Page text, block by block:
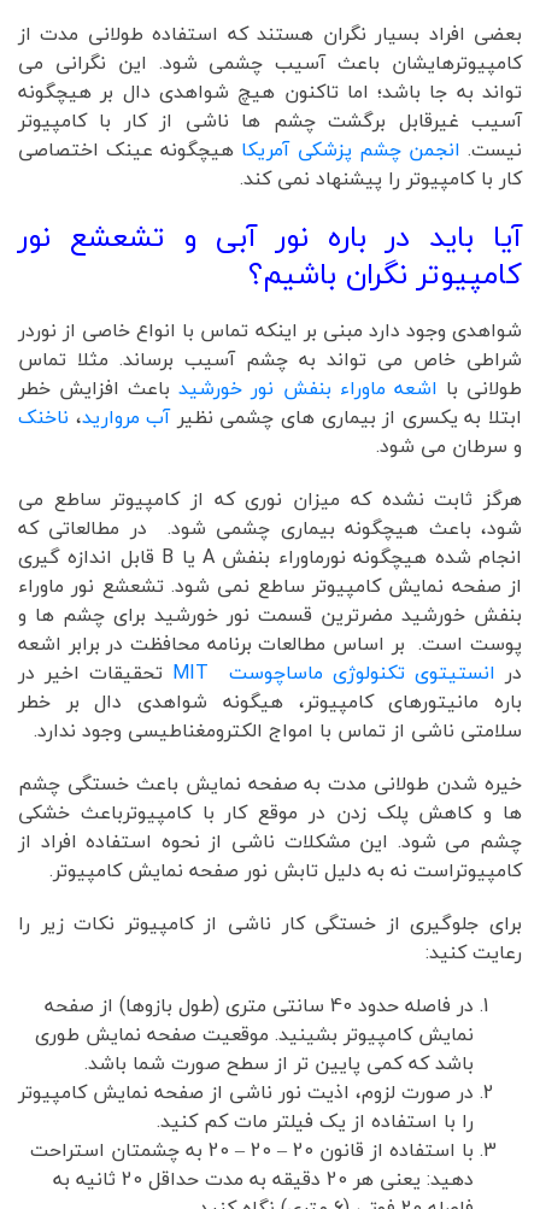
بعضی افراد بسیار نگران هستند که استفاده طولانی مدت از
کامپیوترهایشان باعث آسیب چشمی شود. این نگرانی می
تواند به جا باشد؛ اما تاکنون هیچ شواهدی دال بر هیچگونه
آسیب غیرقابل برگشت چشم ها ناشی از کار با کامپیوتر
نیست. انجمن چشم پزشکی آمریکا هیچگونه عینک اختصاصی
کار با کامپیوتر را پیشنهاد نمی کند.
آیا باید در باره نور آبی و تشعشع نور
کامپیوتر نگران باشیم؟
شواهدی وجود دارد مبنی بر اینکه تماس با انواع خاصی از نوردر
شراطی خاص می تواند به چشم آسیب برساند. مثلا تماس
طولانی با اشعه ماوراء بنفش نور خورشیدباعث افزایش خطر
ابتلا به یکسری از بیماری های چشمی نظیر آب مروارید، ناخنک
و سرطان می شود.
هرگز ثابت نشده که میزان نوری که از کامپیوتر ساطع می
شود، باعث هیچگونه بیماری چشمی شود. در مطالعاتی که
انجام شده هیچگونه نورماوراء بنفش A یا B قابل اندازه گیری
از صفحه نمایش کامپیوتر ساطع نمی شود. تشعشع نور ماوراء
بنفش خورشید مضرترین قسمت نور خورشید برای چشم ها و
پوست است. بر اساس مطالعات برنامه محافظت در برابر اشعه
در انستیتوی تکنولوژی ماساچوست MIT
تحقیقات اخیر در
باره مانیتورهای کامپیوتر، هیگونه شواهدی دال بر خطر
سلامتی ناشی از تماس با امواج الکترومغناطیسی وجود ندارد.
خیره شدن طولانی مدت به صفحه نمایش باعث خستگی چشم
ها و کاهش پلک زدن در موقع کار با کامپیوترباعث خشکی
چشم می شود. این مشکلات ناشی از نحوه استفاده افراد از
کامپیوتراست نه به دلیل تابش نور صفحه نمایش کامپیوتر.
برای جلوگیری از خستگی کار ناشی از کامپیوتر نکات زیر را
رعایت کنید:
در فاصله حدود 40 سانتی متری (طول بازوها) از صفحه
نمایش کامپیوتر بشینید. موقعیت صفحه نمایش طوری
باشد که کمی پایین تر از سطح صورت شما باشد.
در صورت لزوم، اذیت نور ناشی از صفحه نمایش کامپیوتر
را با استفاده از یک فیلتر مات کم کنید.
با استفاده از قانون 20 – 20 – 20 به چشمتان استراحت
دهید: یعنی هر 20 دقیقه به مدت حداقل 20 ثانیه به